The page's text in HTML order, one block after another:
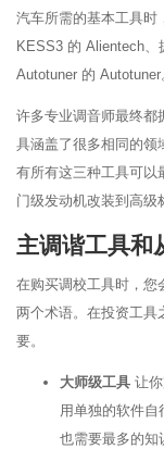
汽车所需的基本工具时
KESS3 的 Alientech
Autotuner 的 Autotuner
许多专业调音师最终都
具涵盖了很多相同的领
有所有这三种工具可以
门级发动机改装到高级
主调谐工具和
在购买调校工具时，您
两个术语。在投资工具
要。
大师级工具 让
用单独的软件自
也需要最多的知